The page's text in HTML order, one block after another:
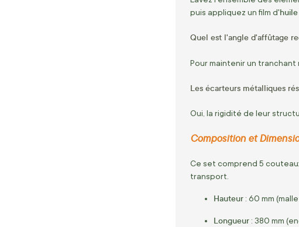
puis appliquez un film d'
Quel est l'angle d'affûtage
Pour maintenir un
Les écarteurs métalliques
Oui, la rigidité de leur
Composition et
Ce set comprend 5
transport.
Hauteur : 60 mm
Longueur : 380 mm